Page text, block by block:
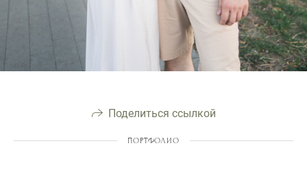
Поделиться ссылкой
ПОРТФОЛИО